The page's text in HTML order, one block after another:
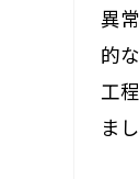
異
的
工
ま